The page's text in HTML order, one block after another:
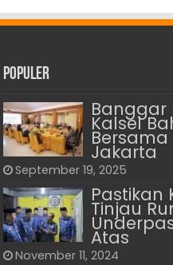
Populer
Banggar
Kalsel
Jakarta
September 19, 2025
Pastikan
Tinjau
Atas
November 11, 2024